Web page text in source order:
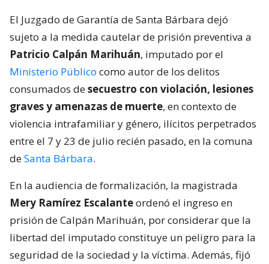
El Juzgado de Garantía de Santa Bárbara dejó
sujeto a la medida cautelar de prisión preventiva a
Patricio Calpán Marihuán, imputado por el
Ministerio Público como autor de los delitos
consumados desecuestro con violación, lesiones
graves y amenazas de muerte, en contexto de
violencia intrafamiliar y género, ilícitos perpetrados
entre el 7 y 23 de julio recién pasado, en la comuna
deSanta Bárbara.
En la audiencia de formalización, la magistrada
Mery Ramírez Escalanteordenó el ingreso en
prisión de Calpán Marihuán, por considerar que la
libertad del imputado constituye un peligro para la
seguridad de la sociedad y la víctima. Además, fijó